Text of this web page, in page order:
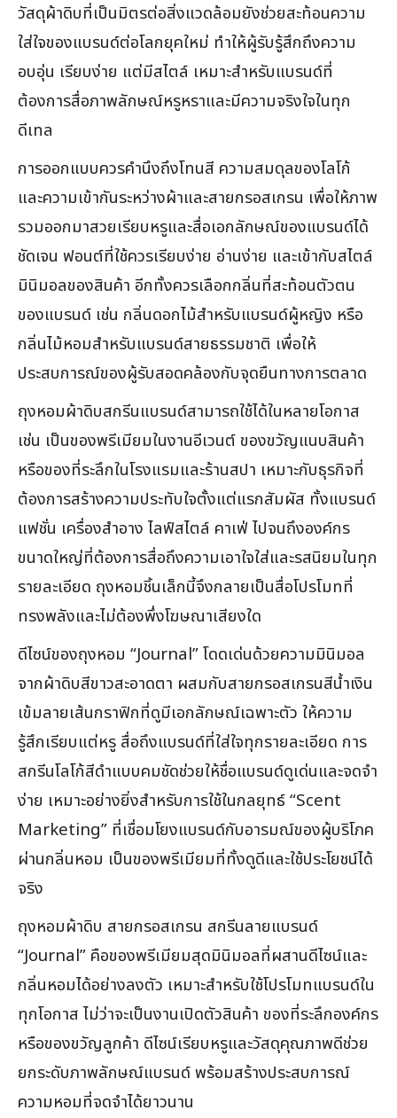
วัสดุผ้าดิบที่เป็นมิตรต่อสิ่งแวดล้อมยังช่วยสะท้อนความ
ใส่ใจของแบรนด์ต่อโลกยุคใหม่ ทำให้ผู้รับรู้สึกถึงความ
อบอุ่น เรียบง่าย แต่มีสไตล์ เหมาะสำหรับแบรนด์ที่
ต้องการสื่อภาพลักษณ์หรูหราและมีความจริงใจในทุก
ดีเทล
การออกแบบควรคำนึงถึงโทนสี ความสมดุลของโลโก้
และความเข้ากันระหว่างผ้าและสายกรอสเกรน เพื่อให้ภาพ
รวมออกมาสวยเรียบหรูและสื่อเอกลักษณ์ของแบรนด์ได้
ชัดเจน ฟอนต์ที่ใช้ควรเรียบง่าย อ่านง่าย และเข้ากับสไตล์
มินิมอลของสินค้า อีกทั้งควรเลือกกลิ่นที่สะท้อนตัวตน
ของแบรนด์ เช่น กลิ่นดอกไม้สำหรับแบรนด์ผู้หญิง หรือ
กลิ่นไม้หอมสำหรับแบรนด์สายธรรมชาติ เพื่อให้
ประสบการณ์ของผู้รับสอดคล้องกับจุดยืนทางการตลาด
ถุงหอมผ้าดิบสกรีนแบรนด์สามารถใช้ได้ในหลายโอกาส
เช่น เป็นของพรีเมียมในงานอีเวนต์ ของขวัญแนบสินค้า
หรือของที่ระลึกในโรงแรมและร้านสปา เหมาะกับธุรกิจที่
ต้องการสร้างความประทับใจตั้งแต่แรกสัมผัส ทั้งแบรนด์
แฟชั่น เครื่องสำอาง ไลฟ์สไตล์ คาเฟ่ ไปจนถึงองค์กร
ขนาดใหญ่ที่ต้องการสื่อถึงความเอาใจใส่และรสนิยมในทุก
รายละเอียด ถุงหอมชิ้นเล็กนี้จึงกลายเป็นสื่อโปรโมทที่
ทรงพลังและไม่ต้องพึ่งโฆษณาเสียงใด
ดีไซน์ของถุงหอม “Journal” โดดเด่นด้วยความมินิมอล
จากผ้าดิบสีขาวสะอาดตา ผสมกับสายกรอสเกรนสีน้ำเงิน
เข้มลายเส้นกราฟิกที่ดูมีเอกลักษณ์เฉพาะตัว ให้ความ
รู้สึกเรียบแต่หรู สื่อถึงแบรนด์ที่ใส่ใจทุกรายละเอียด การ
สกรีนโลโก้สีดำแบบคมชัดช่วยให้ชื่อแบรนด์ดูเด่นและจดจำ
ง่าย เหมาะอย่างยิ่งสำหรับการใช้ในกลยุทธ์ “Scent
Marketing” ที่เชื่อมโยงแบรนด์กับอารมณ์ของผู้บริโภค
ผ่านกลิ่นหอม เป็นของพรีเมียมที่ทั้งดูดีและใช้ประโยชน์ได้
จริง
ถุงหอมผ้าดิบ สายกรอสเกรน สกรีนลายแบรนด์
“Journal” คือของพรีเมียมสุดมินิมอลที่ผสานดีไซน์และ
กลิ่นหอมได้อย่างลงตัว เหมาะสำหรับใช้โปรโมทแบรนด์ใน
ทุกโอกาส ไม่ว่าจะเป็นงานเปิดตัวสินค้า ของที่ระลึกองค์กร
หรือของขวัญลูกค้า ดีไซน์เรียบหรูและวัสดุคุณภาพดีช่วย
ยกระดับภาพลักษณ์แบรนด์ พร้อมสร้างประสบการณ์
ความหอมที่จดจำได้ยาวนาน